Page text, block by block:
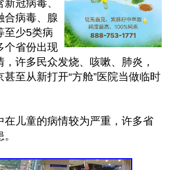
冠病毒、
合病毒、腺
至少5类病
个省份出现
许多民众发烧、咳嗽、肺炎，
甚至从新打开“方舱”医院当做临时
在儿童的病情较为严重，许多省